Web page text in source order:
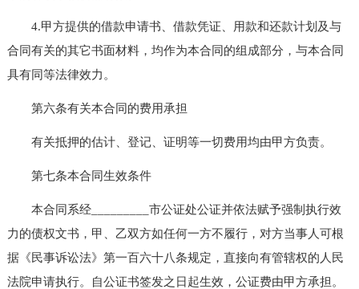
4.甲方提供的借款申请书、借款凭证、用款和还款计划及与
合同有关的其它书面材料，均作为本合同的组成部分，与本合同
具有同等法律效力。
第六条有关本合同的费用承担
有关抵押的估计、登记、证明等一切费用均由甲方负责。
第七条本合同生效条件
本合同系经_________市公证处公证并依法赋予强制执行效
力的债权文书，甲、乙双方如任何一方不履行，对方当事人可根
据《民事诉讼法》第一百六十八条规定，直接向有管辖权的人民
法院申请执行。自公证书签发之日起生效，公证费由甲方承担。